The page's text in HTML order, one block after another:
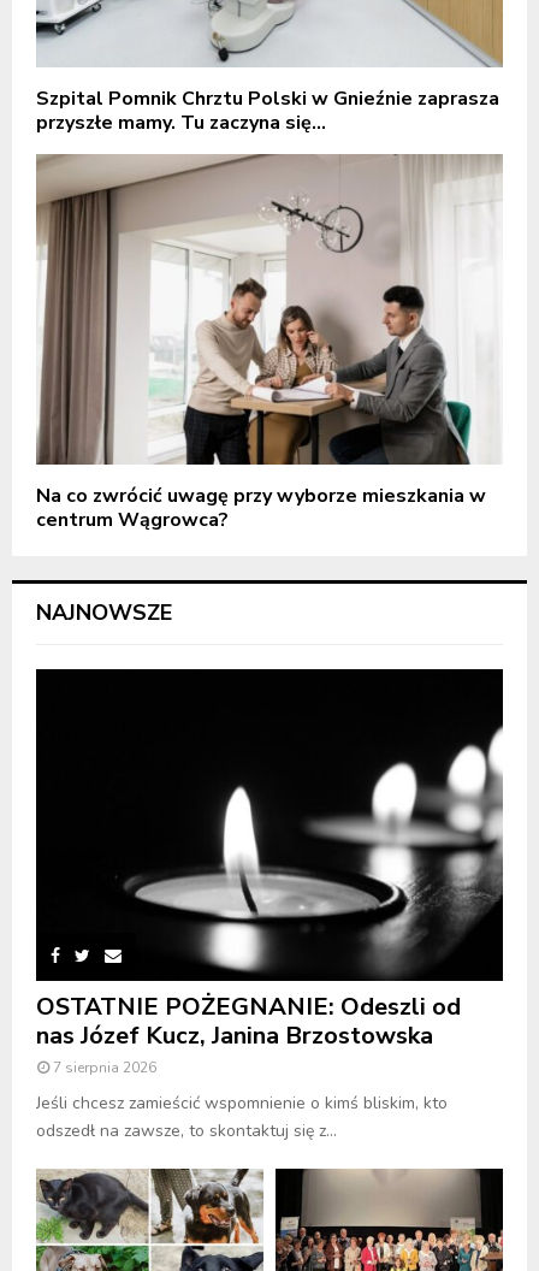
Szpital Pomnik Chrztu Polski w Gnieźnie zaprasza
przyszłe mamy. Tu zaczyna się...
Na co zwrócić uwagę przy wyborze mieszkania w
centrum Wągrowca?
NAJNOWSZE
OSTATNIE POŻEGNANIE: Odeszli od
nas Józef Kucz, Janina Brzostowska
7 sierpnia 2026
Jeśli chcesz zamieścić wspomnienie o kimś bliskim, kto
odszedł na zawsze, to skontaktuj się z...